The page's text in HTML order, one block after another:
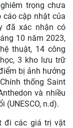
trọng chưa
cáo cập nhật của
đã xác nhận có
10 năm 2023,
thuật, 14 công
3 kho lưu trữ
bị ảnh hưởng
thống Saint
và nhiều
n.d).
đi các giá trị vật